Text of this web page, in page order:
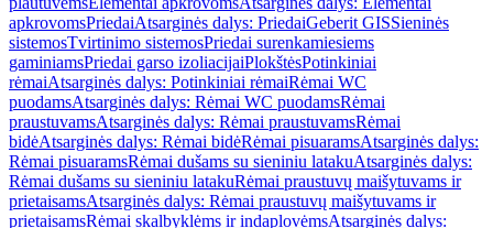
apkrovomsPriedaiAtsarginės dalys: PriedaiGeberit GISSieninės
sistemosTvirtinimo sistemosPriedai surenkamiesiems
gaminiamsPriedai garso izoliacijaiPlokštėsPotinkiniai
rėmaiAtsarginės dalys: Potinkiniai rėmaiRėmai WC
puodamsAtsarginės dalys: Rėmai WC puodamsRėmai
praustuvamsAtsarginės dalys: Rėmai praustuvamsRėmai
bidėAtsarginės dalys: Rėmai bidėRėmai pisuaramsAtsarginės dalys:
Rėmai pisuaramsRėmai dušams su sieniniu latakuAtsarginės dalys:
Rėmai dušams su sieniniu latakuRėmai praustuvų maišytuvams ir
prietaisamsAtsarginės dalys: Rėmai praustuvų maišytuvams ir
prietaisamsRėmai skalbyklėms ir indaplovėmsAtsarginės dalys: